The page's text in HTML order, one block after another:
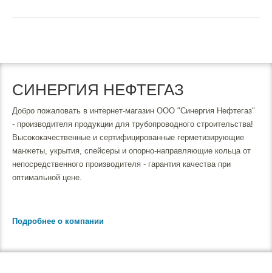
СИНЕРГИЯ НЕФТЕГАЗ
Добро пожаловать в интернет-магазин ООО "Синергия Нефтегаз"
- производителя продукции для трубопроводного строительства!
Высококачественные и сертифицированные герметизирующие
манжеты, укрытия, спейсеры и опорно-направляющие кольца от
непосредственного производителя - гарантия качества при
оптимальной цене.
Подробнее о компании